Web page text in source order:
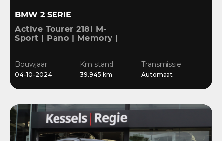
BMW 2 SERIE
Active Tourer 218i M-
Sport | Pano | Memory |
Massage |
Stuur/Stoelverwarming |
Bouwjaar
04-10-2024
Km stand
39.945 km
Transmissie
Automaat